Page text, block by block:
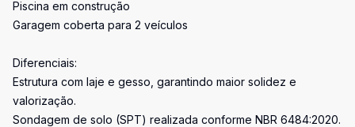
Piscina em construção
Garagem coberta para 2 veículos
Diferenciais:
Estrutura com laje e gesso, garantindo maior solidez e
valorização.
Sondagem de solo (SPT) realizada conforme NBR 6484:2020.